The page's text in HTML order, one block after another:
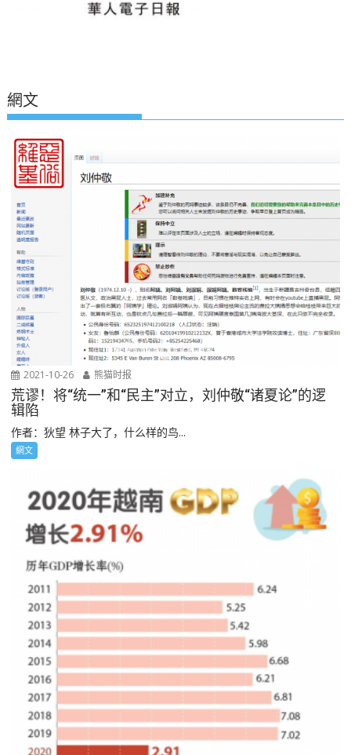
網文
2021-10-26 熊猫时报
荒谬！将“统一”和“民主”对立，刘仲敬“诸夏论”的逻
辑陷
作者：狄望 林子大了，什么样的鸟...
網文